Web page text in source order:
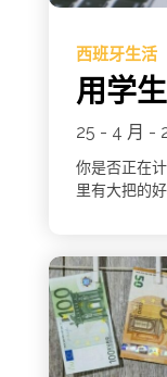
西班牙生活
用学
25 - 4 月 -
你是否正在
里有大把的